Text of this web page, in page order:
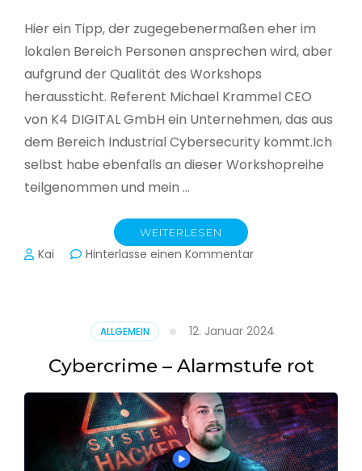
Hier ein Tipp, der zugegebenermaßen eher im
lokalen Bereich Personen ansprechen wird, aber
aufgrund der Qualität des Workshops
heraussticht. Referent Michael Krammel CEO
von K4 DIGITAL GmbH ein Unternehmen, das aus
dem Bereich Industrial Cybersecurity kommt.Ich
selbst habe ebenfalls an dieser Workshopreihe
teilgenommen und mein …
WEITERLESEN
Kai Hinterlasse einen Kommentarzu
Produktion
ALLGEMEIN 12. Januar 2024
Cybercrime – Alarmstufe rot